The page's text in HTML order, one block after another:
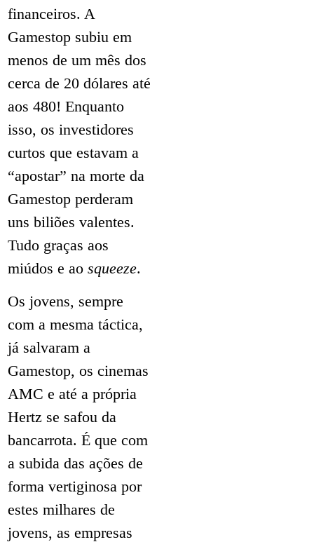
financeiros. A
Gamestop subiu em
menos de um mês dos
cerca de 20 dólares até
aos 480! Enquanto
isso, os investidores
curtos que estavam a
“apostar” na morte da
Gamestop perderam
uns biliões valentes.
Tudo graças aos
miúdos e ao squeeze.
Os jovens, sempre
com a mesma táctica,
já salvaram a
Gamestop, os cinemas
AMC e até a própria
Hertz se safou da
bancarrota. É que com
a subida das ações de
forma vertiginosa por
estes milhares de
jovens, as empresas